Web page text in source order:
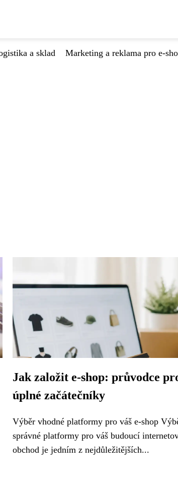
a sklad Marketing a reklama pro e-
Jak založit e-shop: průvodce
úplné začátečníky
Výběr vhodné platformy pro váš e-shop
správné platformy pro váš budoucí
obchod je jedním z nejdůležitějších...